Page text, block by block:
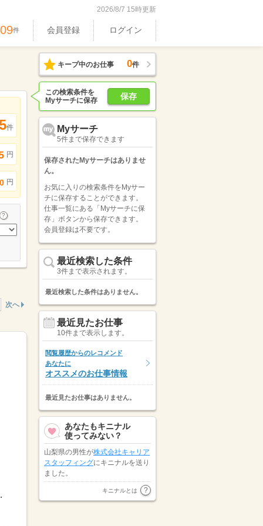
2026/8/7 15時更新
件 会員登録 ログイン
件
円
円
次へ
休み」「扶...
キープ中のお仕事 0件
保存
この検索条件を
Myサーチに保存
Myサーチ
5件まで保存できます
保存されたMyサーチはありませ
ん。
お気に入りの検索条件をMyサー
チに保存することができます。
仕事一覧にある「Myサーチに保
存」ボタンから保存できます。
会員登録は不要です。
最近検索した条件
3件まで表示されます。
最近検索した条件はありません。
最近見たお仕事
10件まで表示します。
閲覧履歴からのレコメンド
あなたに
オススメのお仕事情報
最近見たお仕事はありません。
あなたもキニナル
使ってみない？
山梨県の男性が株式会社キャリア
スタッフィングにキニナルを送り
ました。
キャリアリンク株
式会社（東証プライム市場）にキ
キニナルとは